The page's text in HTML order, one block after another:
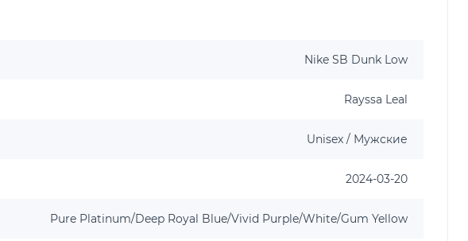
Nike SB Dunk Low
Rayssa Leal
Unisex / Мужские
2024-03-20
Pure Platinum/Deep Royal Blue/Vivid Purple/White/Gum Yellow